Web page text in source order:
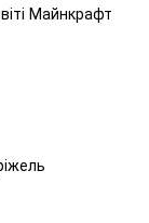
Майнкрафт